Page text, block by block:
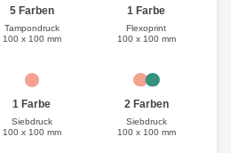
5 Farben
Tampondruck
100 x 100 mm
1 Farbe
Flexoprint
100 x 100 mm
1 Farbe
Siebdruck
100 x 100 mm
2 Farben
Siebdruck
100 x 100 mm